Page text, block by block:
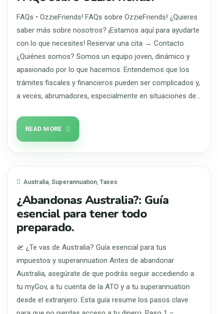
FAQs • OzzieFriends! FAQs sobre OzzieFriends! ¿Quieres
saber más sobre nosotros? ¡Estamos aquí para ayudarte
con lo que necesites! Reservar una cita → Contacto
¿Quiénes somos? Somos un equipo joven, dinámico y
apasionado por lo que hacemos. Entendemos que los
trámites fiscales y financieros pueden ser complicados y,
a veces, abrumadores, especialmente en situaciones de…
READ MORE
Australia, Superannuation, Taxes
¿Abandonas Australia?: Guía
esencial para tener todo
preparado.
🛫 ¿Te vas de Australia? Guía esencial para tus
impuestos y superannuation Antes de abandonar
Australia, asegúrate de que podrás seguir accediendo a
tu myGov, a tu cuenta de la ATO y a tu superannuation
desde el extranjero. Esta guía resume los pasos clave